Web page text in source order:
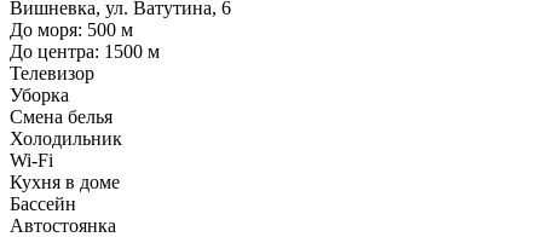
Вишневка, ул. Ватутина, 6
До моря: 500 м
До центра: 1500 м
Телевизор
Уборка
Смена белья
Холодильник
Wi-Fi
Кухня в доме
Бассейн
Автостоянка